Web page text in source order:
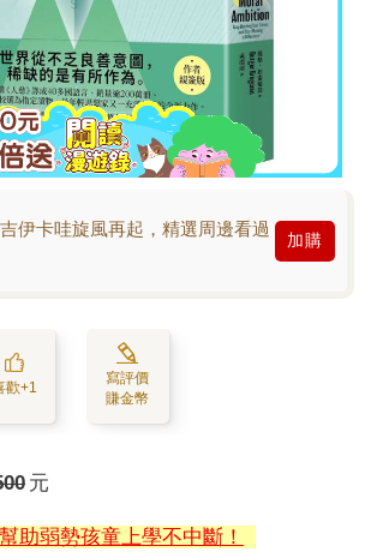
伊卡哇旋風再起，精選周邊看過
加購
歡+1
寫評價
賺金幣
元
助弱勢孩童上學不中斷！